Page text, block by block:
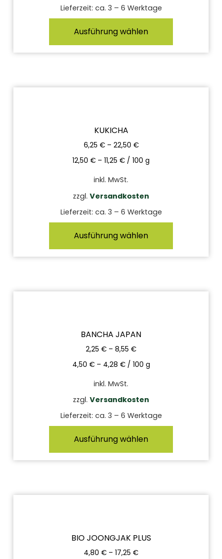
Lieferzeit: ca. 3 – 6 Werktage
Ausführung wählen
KUKICHA
6,25 €– 22,50 €
12,50 € – 11,25 € / 100 g
inkl. MwSt.
zzgl. Versandkosten
Lieferzeit: ca. 3 – 6 Werktage
Ausführung wählen
BANCHA JAPAN
2,25 € – 8,55 €
4,50 €– 4,28 €/ 100 g
inkl. MwSt.
zzgl. Versandkosten
Lieferzeit: ca. 3 – 6 Werktage
Ausführung wählen
BIO JOONGJAK PLUS
4,80 € – 17,25 €